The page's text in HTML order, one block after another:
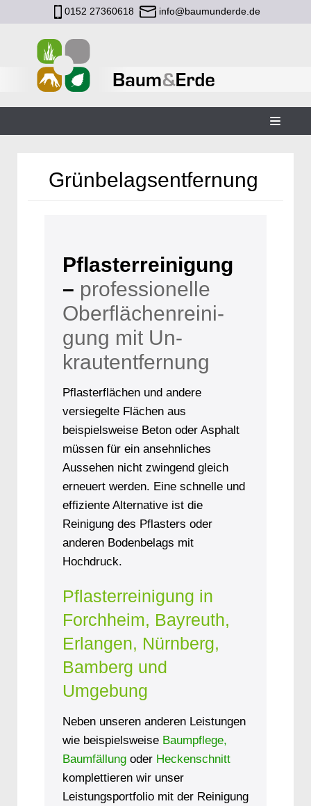
0152 27360618 info@baumunderde.de
Grünbelagsentfernung
Pflasterreinigung
– professionelle
Oberflächenreini­
gung mit Un­
krautentfernung
Pflasterflächen und andere
versiegelte Flächen aus
beispielsweise Beton oder Asphalt
müssen für ein ansehnliches
Aussehen nicht zwingend gleich
erneuert werden. Eine schnelle und
effiziente Alternative ist die
Reinigung des Pflasters oder
anderen Bodenbelags mit
Hochdruck.
Pflasterreinigung in
Forchheim, Bayreuth,
Erlangen, Nürnberg,
Bamberg und
Umgebung
Neben unseren anderen Leistungen
wie beispielsweise Baumpflege,
Baumfällungoder Heckenschnitt
komplettieren wir unser
Leistungsportfolio mit der Reinigung